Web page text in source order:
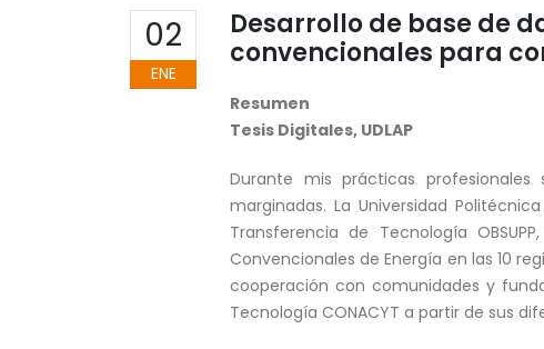
02
ENE
Desarrollo de base de
convencionales para
Resumen
Tesis Digitales, UDLAP
Durante mis prácticas
marginadas. La Universidad
Transferencia de Tecnología
Convencionales de Energía en las 10
cooperación con comunidades y
Tecnología CONACYT a partir de sus